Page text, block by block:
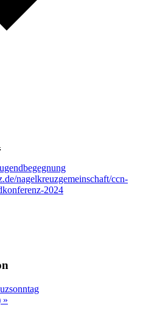
nagelkreuzgemeinschaft/ccn-
2024
»